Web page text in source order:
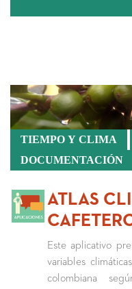
TIEMPO Y CLIMA
DOCUMENTACIÓN
ATLAS
Este aplicativo
variables
colombiana